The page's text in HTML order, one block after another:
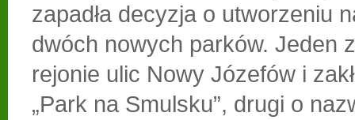
zapadła decyzja o utworzeniu
dwóch nowych parków. Jeden
rejonie ulic Nowy Józefów i
„Park na Smulsku”, drugi o